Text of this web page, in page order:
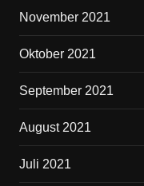
November 2021
Oktober 2021
September 2021
August 2021
Juli 2021